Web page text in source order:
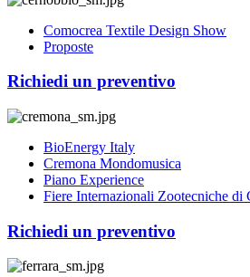
Comocrea Textile Design Show
Proposte
Richiedi un preventivo
BioEnergy Italy
Cremona Mondomusica
Piano Experience
Fiere Internazionali Zootecniche di
Richiedi un preventivo